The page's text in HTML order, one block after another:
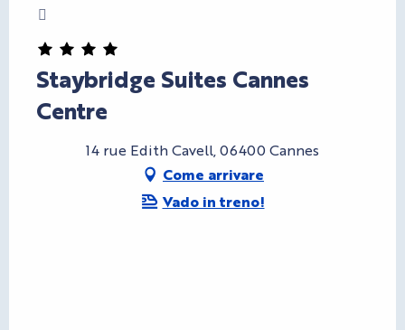
Staybridge Suites Cannes
Centre
Charte Bienvenue à Cannes
14 rue Edith Cavell, 06400 Cannes
Come arrivare
Vado in treno!